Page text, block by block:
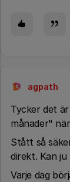
A agpath
Tycker det
månader"
Stått så
direkt. Kan
Varje dag